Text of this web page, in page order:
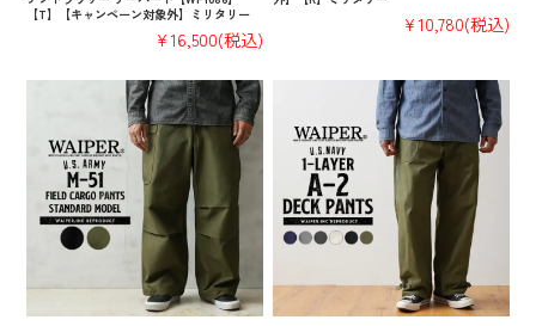
【T】【キャンペーン対象外】ミリタリー
¥16,500(税込)
¥10,780(税込)